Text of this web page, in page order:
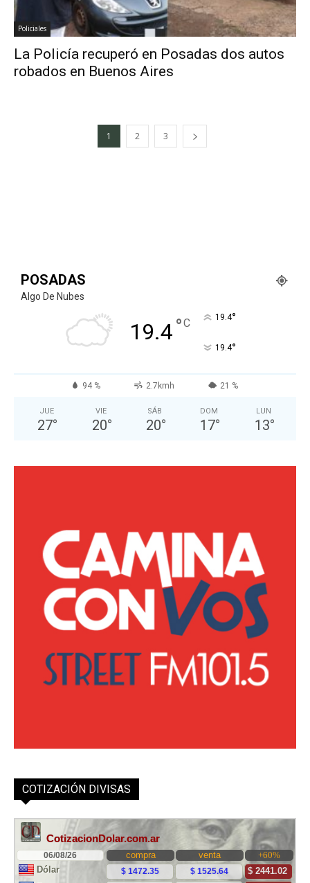
Policiales
La Policía recuperó en Posadas dos autos
robados en Buenos Aires
1 2 3
POSADAS
Algo De Nubes
19.4°C 19.4°
19.4°
94 % 2.7kmh 21 %
JUE
27°
VIE
20°
SÁB
20°
DOM
17°
LUN
13°
COTIZACIÓN DIVISAS